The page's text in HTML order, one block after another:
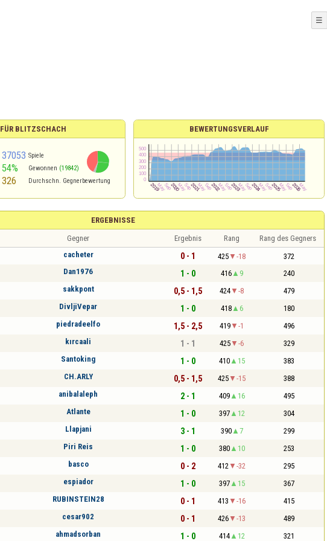
☰
BLITZSCHACH
37053 Spiele
54% Gewonnen (19842)
326 Durchschn. Gegnerbewertung
BEWERTUNGSVERLAUF
ERGEBNISSE
Gegner Ergebnis Rang Rang des Gegners
cacheter 0 - 1 425 -18 372
Dan1976 1 - 0 416 9 240
sakkpont 0,5 - 1,5 424 -8 479
DivljiVepar 1 - 0 418 6 180
piedradeelfo 1,5 - 2,5 419 -1 496
kırcaali 1 - 1 425 -6 329
Santoking 1 - 0 410 15 383
CH.ARLY 0,5 - 1,5 425 -15 388
anibalaleph 2 - 1 409 16 495
Atlante 1 - 0 397 12 304
Llapjani 3 - 1 390 7 299
Piri Reis 1 - 0 380 10 253
basco 0 - 2 412 -32 295
espiador 1 - 0 397 15 367
RUBINSTEIN28 0 - 1 413 -16 415
cesar902 0 - 1 426 -13 489
ahmadsorban 1 - 0 414 12 321